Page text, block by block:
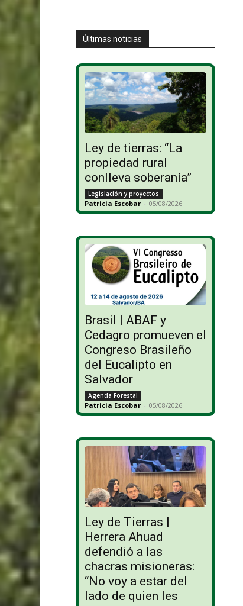
Últimas noticias
Ley de tierras: “La
propiedad rural
conlleva soberanía”
Legislación y proyectos
Patricia Escobar - 05/08/2026
Brasil | ABAF y
Cedagro promueven el
Congreso Brasileño
del Eucalipto en
Salvador
Agenda Forestal
Patricia Escobar - 05/08/2026
Ley de Tierras |
Herrera Ahuad
defendió a las
chacras misioneras:
“No voy a estar del
lado de quien les